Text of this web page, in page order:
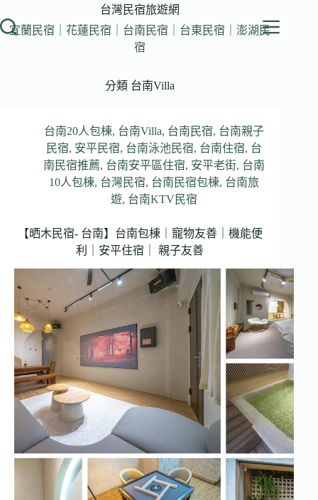
至
台灣民宿旅遊網
宜蘭民宿｜花蓮民宿｜台南民宿｜台東民宿｜澎湖民
宿
分類 台南Villa
台南20人包棟, 台南Villa, 台南民宿, 台南親子
民宿, 安平民宿, 台南泳池民宿, 台南住宿, 台
南民宿推薦, 台南安平區住宿, 安平老街, 台南
10人包棟, 台灣民宿, 台南民宿包棟, 台南旅
遊, 台南KTV民宿
【晒木民宿- 台南】台南包棟｜寵物友善｜機能便
利｜安平住宿｜ 親子友善